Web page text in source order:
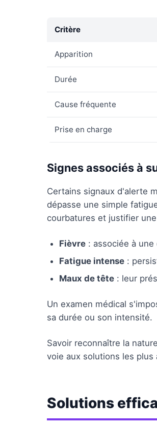
Critère
Apparition
Durée
Cause fréquente
Prise en charge
Signes associés à
Certains signaux d'alerte
dépasse une simple
courbatures et justifier
Fièvre : associée à
Fatigue intense :
Maux de tête : leur
Un examen médical
sa durée ou son intensité.
Savoir reconnaître la
voie aux solutions les
Solutions